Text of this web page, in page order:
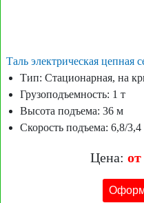
Таль электрическая
Тип: Стационарная, на
Грузоподъемность: 1 т
Высота подъема: 36 м
Скорость подъема: 6,8/
Цена: